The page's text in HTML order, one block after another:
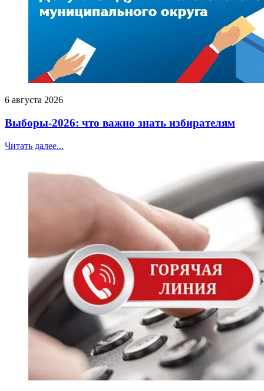
6 августа 2026
Выборы-2026: что важно знать избирателям
Читать далее...